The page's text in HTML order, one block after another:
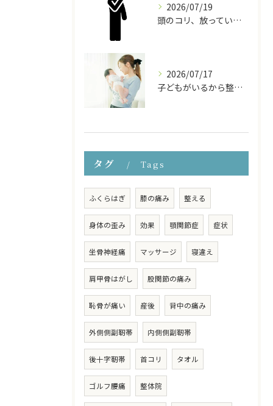
2026/07/19
頭のコリ、放っていませんか？ドライヘッドスパで頭から体をほぐす
2026/07/17
子どもがいるから整体に行けない… そんなママのための『お子様連れ整体コース』
タグ Tags
ふくらはぎ 膝の痛み 整える
身体の歪み 効果 顎関節症 症状
坐骨神経痛 マッサージ 寝違え
肩甲骨はがし 股関節の痛み
恥骨が痛い 産後 背中の痛み
外側側副靭帯 内側側副靭帯
後十字靭帯 首コリ タオル
ゴルフ腰痛 整体院